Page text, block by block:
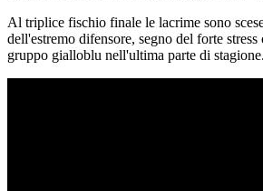
Al triplice fischio finale le lacrime sono
dell'estremo difensore, segno del forte
gruppo gialloblu nell'ultima parte di stagione.